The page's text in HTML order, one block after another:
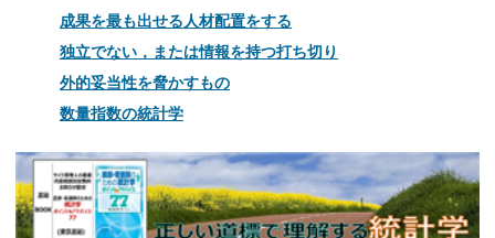
成果を最も出せる人材配置をする
独立でない，または情報を持つ打ち切り
外的妥当性を脅かすもの
数量指数の統計学